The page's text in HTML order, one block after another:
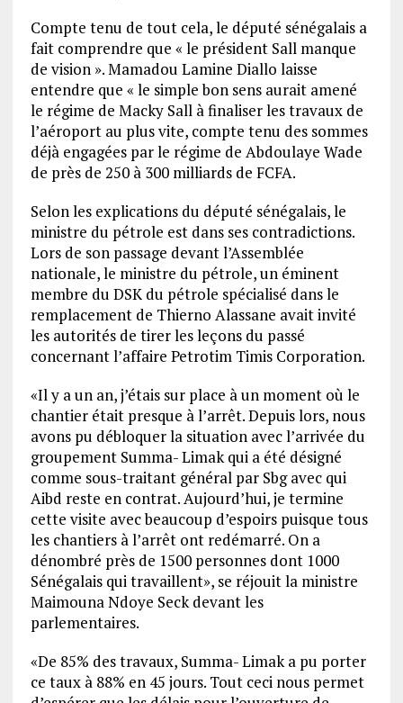
Compte tenu de tout cela, le député sénégalais a
fait comprendre que « le président Sall manque
de vision ». Mamadou Lamine Diallo laisse
entendre que « le simple bon sens aurait amené
le régime de Macky Sall à finaliser les travaux de
l’aéroport au plus vite, compte tenu des sommes
déjà engagées par le régime de Abdoulaye Wade
de près de 250 à 300 milliards de FCFA.
Selon les explications du député sénégalais, le
ministre du pétrole est dans ses contradictions.
Lors de son passage devant l’Assemblée
nationale, le ministre du pétrole, un éminent
membre du DSK du pétrole spécialisé dans le
remplacement de Thierno Alassane avait invité
les autorités de tirer les leçons du passé
concernant l’affaire Petrotim Timis Corporation.
«Il y a un an, j’étais sur place à un moment où le
chantier était presque à l’arrêt. Depuis lors, nous
avons pu débloquer la situation avec l’arrivée du
groupement Summa- Limak qui a été désigné
comme sous-traitant général par Sbg avec qui
Aibd reste en contrat. Aujourd’hui, je termine
cette visite avec beaucoup d’espoirs puisque tous
les chantiers à l’arrêt ont redémarré. On a
dénombré près de 1500 personnes dont 1000
Sénégalais qui travaillent», se réjouit la ministre
Mai­mouna Ndoye Seck devant les
parlementaires.
«De 85% des travaux, Summa- Limak a pu porter
ce taux à 88% en 45 jours. Tout ceci nous permet